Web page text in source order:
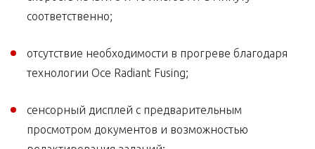
соответственно;
отсутствие необходимости в прогреве благодаря
технологии Oce Radiant Fusing;
сенсорный дисплей с предварительным
просмотром документов и возможностью